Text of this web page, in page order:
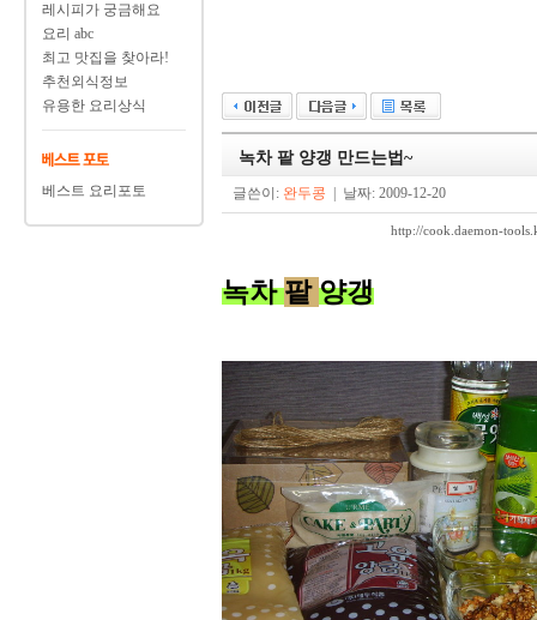
레시피가 궁금해요
요리 abc
최고 맛집을 찾아라!
추천외식정보
유용한 요리상식
베스트 요리포토
녹차 팥 양갱 만드는법~
글쓴이: 완두콩 | 날짜: 2009-12-20
http://cook.daemon-
녹차팥 양갱